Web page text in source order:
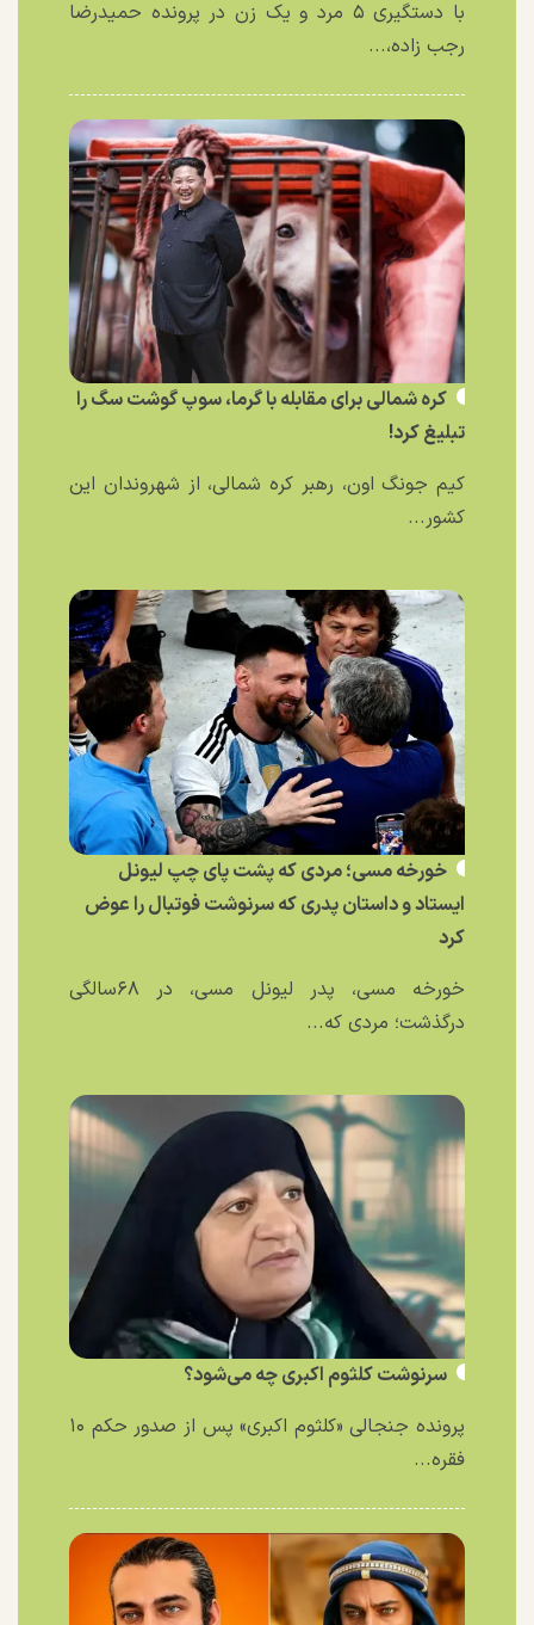
با دستگیری ۵ مرد و یک زن در پرونده حمیدرضا
رجب زاده،...
کره شمالی برای مقابله با گرما، سوپ گوشت سگ را
تبلیغ کرد!
کیم جونگ اون، رهبر کره شمالی، از شهروندان این
کشور...
خورخه مسی؛ مردی که پشت پای چپ لیونل
ایستاد و داستان پدری که سرنوشت فوتبال را عوض
کرد
خورخه مسی، پدر لیونل مسی، در ۶۸سالگی
درگذشت؛ مردی که...
سرنوشت کلثوم اکبری چه می‌شود؟
پرونده جنجالی «کلثوم اکبری» پس از صدور حکم ۱۰
فقره...